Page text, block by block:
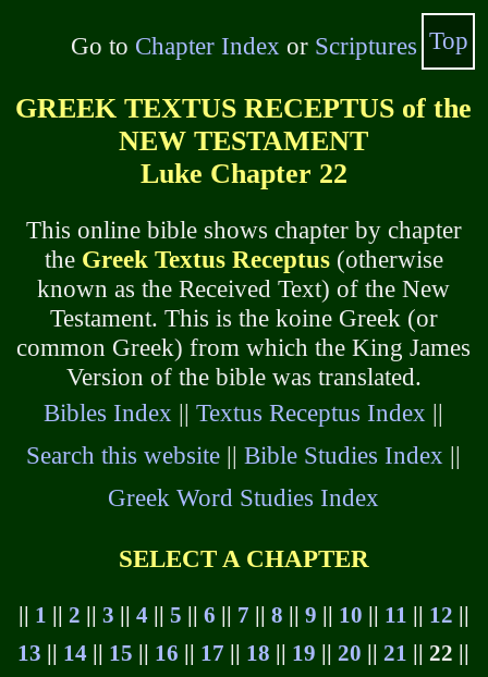
Go to Chapter Index or Scriptures
GREEK TEXTUS RECEPTUS of the
NEW TESTAMENT
Luke Chapter 22
This online bible shows chapter by chapter
the Greek Textus Receptus(otherwise
known as the Received Text) of the New
Testament. This is the koine Greek (or
common Greek) from which the King James
Version of the bible was translated.
Bibles Index ||Textus Receptus Index ||
Search this website ||Bible Studies Index ||
Greek Word Studies Index
SELECT A CHAPTER
|| 1 || 2 || 3 || 4|| 5 || 6 || 7 || 8 || 9 || 10 || 11 || 12 ||
13 || 14 || 15 || 16 || 17 || 18 || 19 ||20 ||21 || 22 ||
Top